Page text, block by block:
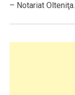
– Notariat Olteniţa.